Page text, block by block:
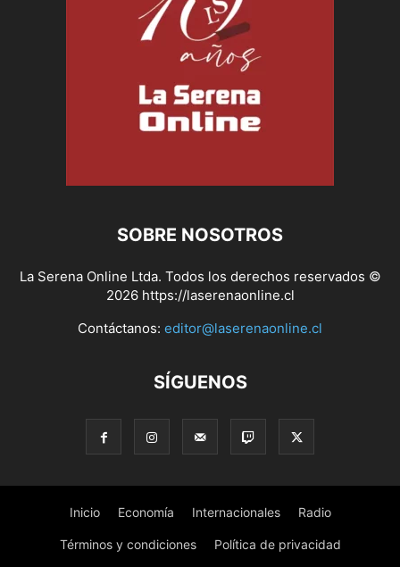
SOBRE NOSOTROS
La Serena Online Ltda. Todos los derechos reservados ©
2026 https://laserenaonline.cl
Contáctanos: editor@laserenaonline.cl
SÍGUENOS
Inicio Economía Internacionales Radio
Términos y condiciones Política de privacidad